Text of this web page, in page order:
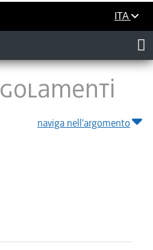
ITA
naviga nell'argomento